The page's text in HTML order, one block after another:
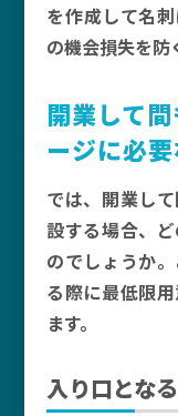
を作成して名
の機会損失を防
開業して
ージに必
では、開業し
設する場合、
のでしょうか
る際に最低限
ます。
入り口とな